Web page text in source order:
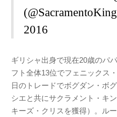
2016
ギリシャ出身で現在20歳のパ
フト全体13位でフェニックス
日のトレードでボグダン・ボ
シエと共にサクラメント・キ
キーズ・クリスを獲得）。ル